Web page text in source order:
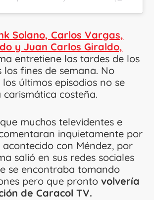
Solano, Carlos Vargas,
y Juan Carlos Giraldo,
entretiene las tardes de los
los fines de semana. No
últimos episodios no se
costeña.
muchos televidentes e
inquietamente por
con Méndez, por
salió en sus redes sociales
se encontraba tomando
pero que prontovolvería
de Caracol TV.